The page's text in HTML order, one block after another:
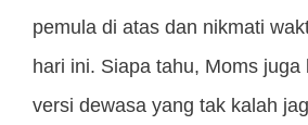
pemula di atas dan nikmati
hari ini. Siapa tahu, Moms juga
versi dewasa yang tak kalah